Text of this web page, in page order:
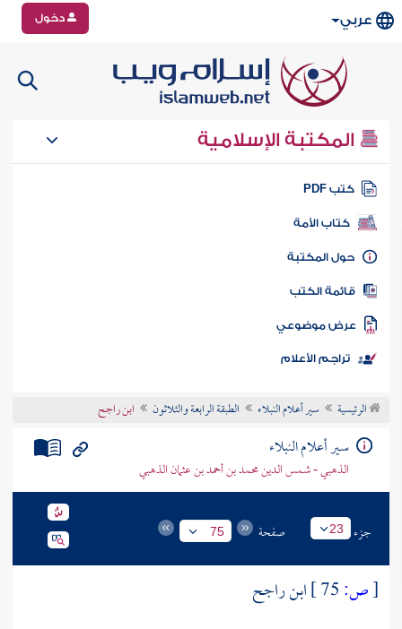
عربي دخول
المكتبة الإسلامية
كتب PDF
كتاب الأمة
المكتبة
الكتب
موضوعي
تراجم الأعلام
الرئيسية سير أعلام النبلاء الطبقة الرابعة والثلاثون ابن راجح
سير أعلام النبلاء
الذهبي - شمس الدين محمد بن أحمد بن عثمان الذهبي
جزء 23 صفحة 75
[ص:
ابن راجح